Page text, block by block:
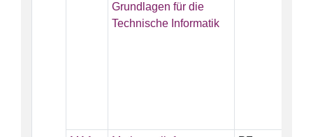
Grundlagen für die
Technische Informatik